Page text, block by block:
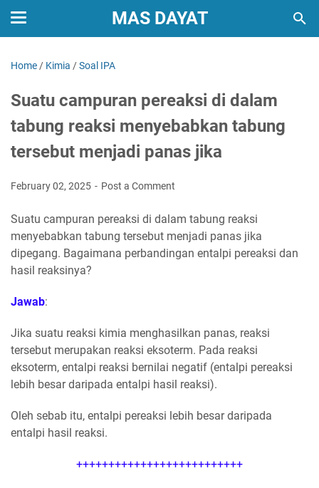
MAS DAYAT
Home / Kimia /Soal IPA
Suatu campuran pereaksi di dalam
tabung reaksi menyebabkan tabung
tersebut menjadi panas jika
February 02, 2025 Post a Comment
Suatu campuran pereaksi di dalam tabung reaksi
menyebabkan tabung tersebut menjadi panas jika
dipegang. Bagaimana perbandingan entalpi pereaksi dan
hasil reaksinya?
Jawab:
Jika suatu reaksi kimia menghasilkan panas, reaksi
tersebut merupakan reaksi eksoterm. Pada reaksi
eksoterm, entalpi reaksi bernilai negatif (entalpi pereaksi
lebih besar daripada entalpi hasil reaksi).
Oleh sebab itu, entalpi pereaksi lebih besar daripada
entalpi hasil reaksi.
++++++++++++++++++++++++++